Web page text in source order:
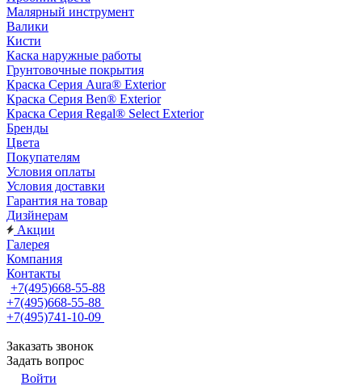
Малярный инструмент
Валики
Кисти
Каска наружные работы
Грунтовочные покрытия
Краска Серия Aura® Exterior
Краска Серия Ben® Exterior
Краска Серия Regal® Select Exterior
Бренды
Цвета
Покупателям
Условия оплаты
Условия доставки
Гарантия на товар
Дизйнерам
Акции
Галерея
Компания
Контакты
+7(495)668-55-88
+7(495)668-55-88
+7(495)741-10-09
Заказать звонок
Задать вопрос
Войти